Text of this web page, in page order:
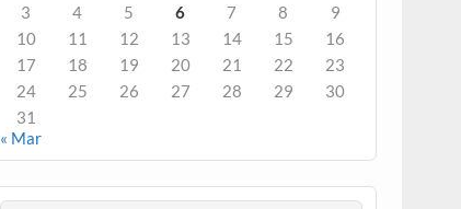
3
4 5 6 7 8
9
10
11 12 13 14 15
16
17
18 19 20 21 22
23
24
25 26 27 28 29
30
31
« Mar